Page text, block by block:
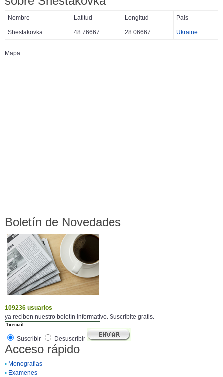
Nombre Latitud Longitud Pais
Shestakovka 48.76667 28.06667 Ukraine
Mapa:
Boletín de Novedades
109236 usuarios
ya reciben nuestro boletín informativo. Suscribite gratis.
Suscribir Desuscribir
Acceso rápido
• Monografias
• Examenes